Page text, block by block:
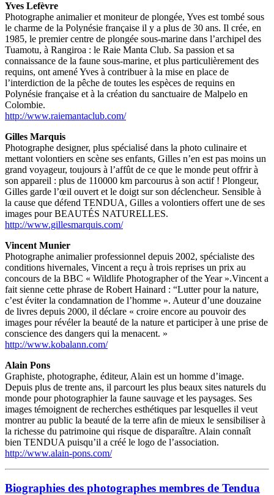
Yves Lefèvre
Photographe animalier et moniteur de plongée, Yves est tombé sous
le charme de la Polynésie française il y a plus de 30 ans. Il crée, en
1985, le premier centre de plongée sous-marine dans l’archipel des
Tuamotu, à Rangiroa : le Raie Manta Club. Sa passion et sa
connaissance de la faune sous-marine, et plus particulièrement des
requins, ont amené Yves à contribuer à la mise en place de
l’interdiction de la pêche de toutes les espèces de requins en
Polynésie française et à la création du sanctuaire de Malpelo en
Colombie.
http://www.raiemantaclub.com/
Gilles Marquis
Photographe designer, plus spécialisé dans la photo culinaire et
mettant volontiers en scène ses enfants, Gilles n’en est pas moins un
grand voyageur, toujours à l’affût de ce que le monde peut offrir à
son appareil : plus de 110000 km parcourus à son actif ! Plongeur,
Gilles garde l’œil ouvert et le doigt sur son déclencheur. Sensible à
la cause que défend TENDUA, Gilles a volontiers offert une de ses
images pour BEAUTÉS NATURELLES.
http://www.gillesmarquis.com/
Vincent Munier
Photographe animalier professionnel depuis 2002, spécialiste des
conditions hivernales, Vincent a reçu à trois reprises un prix au
concours de la BBC « Wildlife Photographer of the Year ».Vincent a
fait sienne cette phrase de Robert Hainard : “Lutter pour la nature,
c’est éviter la condamnation de l’homme ». Auteur d’une douzaine
de livres depuis 2000, il déclare « croire encore au pouvoir des
images pour révéler la beauté de la nature et participer à une prise de
conscience des dangers qui la menacent. »
http://www.kobalann.com/
Alain Pons
Graphiste, photographe, éditeur, Alain est un homme d’image.
Depuis plus de trente ans, il parcourt les plus beaux sites naturels du
monde pour photographier la faune sauvage et les paysages. Ses
images témoignent de recherches esthétiques par lesquelles il veut
montrer au public la beauté de la terre afin de mieux le sensibiliser à
la richesse du patrimoine qui risque de disparaître. Alain connaît
bien TENDUA puisqu’il a créé le logo de l’association.
http://www.alain-pons.com/
Biographies des photographes membres de Tendua